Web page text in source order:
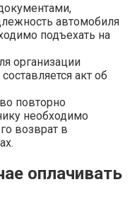
автомобиля
подъехать на
организации
акт об
повторно
необходимо
возврат в
оплачивать